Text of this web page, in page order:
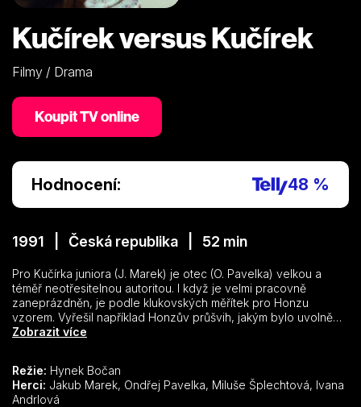
Kučírek versus Kučírek
Filmy / Drama
Koupit TV online
Hodnocení: 48 %
1991 | Česká republika | 52 min
Pro Kučírka juniora (J. Marek) je otec (O. Pavelka) velkou a
téměř neotřesitelnou autoritou. l když je velmi pracovně
zaneprázdněn, je podle klukovských měřítek pro Honzu
vzorem. Vyřešil například Honzův průšvih, jakým bylo uvolnění
rybářské pramice z kotviště. Jenomže na svou ženu Ivanu (M.
dlouho čekat – pod vlivem alkoholu při smyku na ledě způsobí
autonehodu, při níž je zraněn jeho přítel Franta (P. Nový)…
Zobrazit více
Režie: Hynek Bočan
Herci:
Andrlová